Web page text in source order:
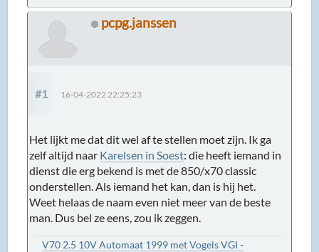
pcpg.janssen
#1 16-04-2022 22:25:23
Het lijkt me dat dit wel af te stellen moet zijn. Ik ga
zelf altijd naar Karelsen in Soest: die heeft iemand in
dienst die erg bekend is met de 850/x70 classic
onderstellen. Als iemand het kan, dan is hij het.
Weet helaas de naam even niet meer van de beste
man. Dus bel ze eens, zou ik zeggen.
V70 2.5 10V Automaat 1999 met Vogels VGI -